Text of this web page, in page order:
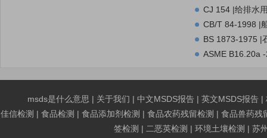
CJ 154 |给排水
CB/T 84-1998 |
BS 1873-1975 |
阀、球形截止阀
ASME B16.20a
msds是什么意思 | 关于我们 | 中文MSDS报告 | 英文MSDS报告 |
佳信检测 | 食品检测 | 食品添加剂检测 | 食品农药残留检测 | 食品兽药残
签检测 | 二恶英检测 | 环境土壤检测 | 苏